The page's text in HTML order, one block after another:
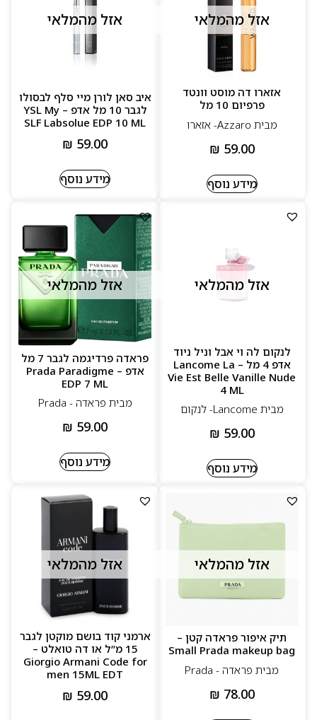
אזל מהמלאי
אזארו דה מוסט וונטד
פרפיום 10 מל
מבית Azzaro- אזארו
₪ 59.00
מידע נוסף
אזל מהמלאי
איב סאן לורן מיי סלף לבסולו
לגבר 10 מל אדפ – YSL My
SLF Labsolue EDP 10 ML
₪ 59.00
מידע נוסף
אזל מהמלאי
לנקום לה וי אבל וניל ניוד
אדפ 4 מל – Lancome La
Vie Est Belle Vanille Nude
4 ML
מבית Lancome- לנקום
₪ 59.00
מידע נוסף
אזל מהמלאי
פראדה פרדיגמה לגבר 7 מל
אדפ – Prada Paradigme
EDP 7 ML
מבית פראדה - Prada
₪ 59.00
מידע נוסף
אזל מהמלאי
תיק איפור פראדה קטן –
Small Prada makeup bag
מבית פראדה - Prada
₪ 78.00
אזל מהמלאי
ארמני קוד בושם מוקטן לגבר
15 מ”ל או דה טואלט –
Giorgio Armani Code for
men 15ML EDT
₪ 59.00